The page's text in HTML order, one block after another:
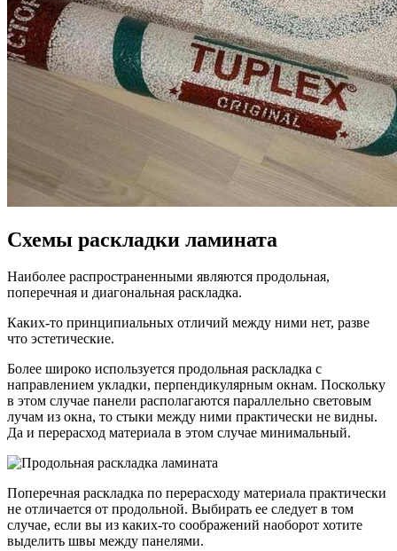
Схемы раскладки ламината
Наиболее распространенными являются продольная,
поперечная и диагональная раскладка.
Каких-то принципиальных отличий между ними нет, разве
что эстетические.
Более широко используется продольная раскладка с
направлением укладки, перпендикулярным окнам. Поскольку
в этом случае панели располагаются параллельно световым
лучам из окна, то стыки между ними практически не видны.
Да и перерасход материала в этом случае минимальный.
Поперечная раскладка по перерасходу материала практически
не отличается от продольной. Выбирать ее следует в том
случае, если вы из каких-то соображений наоборот хотите
выделить швы между панелями.